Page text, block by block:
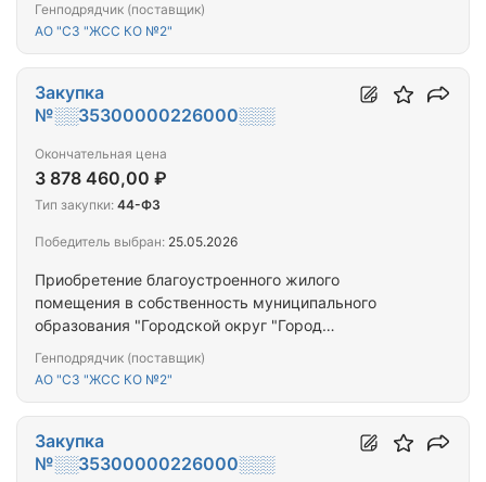
переселяемым из аварийного жилищного фонда
Генподрядчик (поставщик)
АО "СЗ "ЖСС КО №2"
Приобретение благоустроенного жилого
помещения в собственность муниципального
образования "Городской округ "Город
переселяемым из аварийного жилищного фонда
Генподрядчик (поставщик)
АО "СЗ "ЖСС КО №2"
Закупка
№░░35300000226000░░░
Окончательная цена
3 878 460,00 ₽
Тип закупки: 44-ФЗ
Победитель выбран: 25.05.2026
Закупка
№░░35300000226000░░░